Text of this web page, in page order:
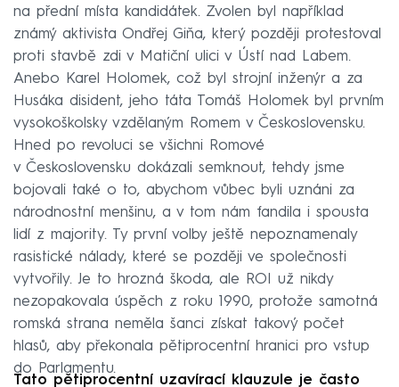
na přední místa kandidátek. Zvolen byl například
známý aktivista Ondřej Giňa, který později protestoval
proti stavbě zdi v Matiční ulici v Ústí nad Labem.
Anebo Karel Holomek, což byl strojní inženýr a za
Husáka disident, jeho táta Tomáš Holomek byl prvním
vysokoškolsky vzdělaným Romem v Československu.
Hned po revoluci se všichni Romové
v Československu dokázali semknout, tehdy jsme
bojovali také o to, abychom vůbec byli uznáni za
národnostní menšinu, a v tom nám fandila i spousta
lidí z majority. Ty první volby ještě nepoznamenaly
rasistické nálady, které se později ve společnosti
vytvořily. Je to hrozná škoda, ale ROI už nikdy
nezopakovala úspěch z roku 1990, protože samotná
romská strana neměla šanci získat takový počet
hlasů, aby překonala pětiprocentní hranici pro vstup
do Parlamentu.
Tato pětiprocentní uzavírací klauzule je často